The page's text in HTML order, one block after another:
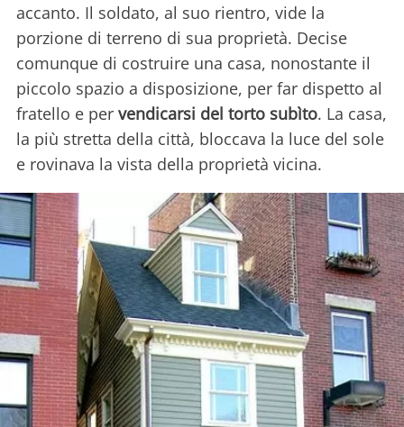
accanto. Il soldato, al suo rientro, vide la
porzione di terreno di sua proprietà. Decise
comunque di costruire una casa, nonostante il
piccolo spazio a disposizione, per far dispetto al
fratello e per vendicarsi del torto subìto. La casa,
la più stretta della città, bloccava la luce del sole
e rovinava la vista della proprietà vicina.